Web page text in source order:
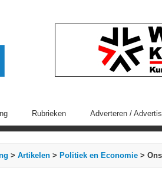
Rubrieken Adverteren /
> Artikelen > Politiek en Economie >